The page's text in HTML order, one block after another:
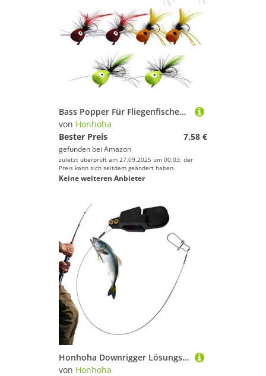
Bass Popper Für Fliegenfischen | Sortiment Angelköder Popper Fliegen - Multifunktionale Fischfang Ausrüstung Süßwasserzubehör für Seebarsch Lachs Forelle Sonnenbarsch
von Honhoha
Bester Preis
7,58 €
gefunden bei Amazon
zuletzt überprüft am 27.09.2025 um 00:03; der
Preis kann sich seitdem geändert haben.
Keine weiteren Anbieter
Honhoha Downrigger Lösungsclip | Einstellbare Ausrüstung,Angel Downrigger Schnur-Auslöser,Für Offshore Dünge Frischwasser Salzwasser Angeln
von Honhoha